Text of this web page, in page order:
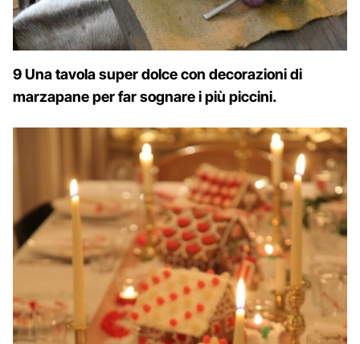
9 Una tavola super dolce con decorazioni di
marzapane per far sognare i più piccini.